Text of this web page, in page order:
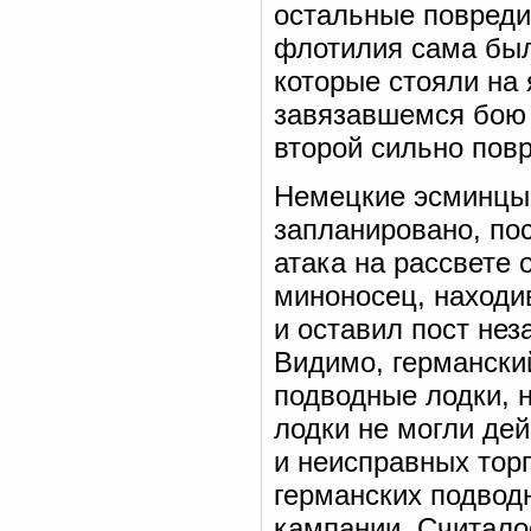
остальные
флотилия сама
которые стояли
завязавшемся бою
второй сильно
Немецкие эсминцы
запланировано,
атака на
миноносец,
и оставил пост
Видимо,
подводные лодки,
лодки не могли
и неисправных
германских